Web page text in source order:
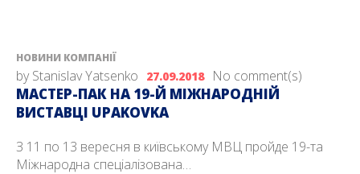
НОВИНИ КОМПАНІЇ
byStanislav Yatsenko 27.09.2018 No comment(s)
МАСТЕР-ПАК НА 19-Й МIЖНАРОДНIЙ
ВИСТАВЦI UPAKOVKA
З 11 по 13 вересня в київському МВЦ пройде 19-та
Міжнародна спеціалізована…